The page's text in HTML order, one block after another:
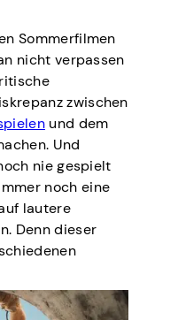
Sommerfilmen
nicht verpassen
zwischen
und dem
Und
nie gespielt
noch eine
lautere
Denn dieser